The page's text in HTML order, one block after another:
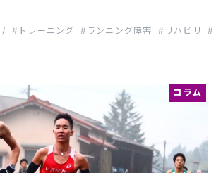
/ トレーニング ランニング障害
リハビリ
コラム